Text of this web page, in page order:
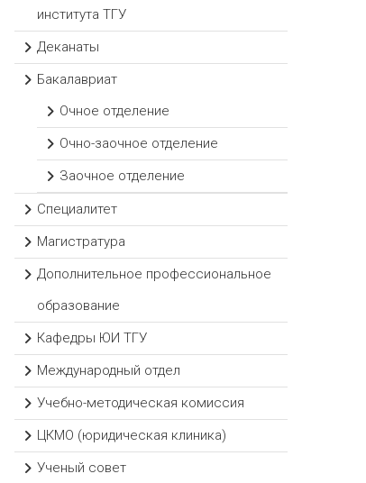
института ТГУ
Деканаты
Бакалавриат
Очное отделение
Очно-заочное отделение
Заочное отделение
Специалитет
Магистратура
Дополнительное профессиональное
образование
Кафедры ЮИ ТГУ
Международный отдел
Учебно-методическая комиссия
ЦКМО (юридическая клиника)
Ученый совет